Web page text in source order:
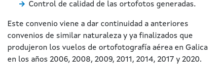
Control de calidad de las ortofotos generadas.
Este convenio viene a dar continuidad a anteriores
convenios de similar naturaleza y ya finalizados que
produjeron los vuelos de ortofotografía aérea en Galica
en los años 2006, 2008, 2009, 2011, 2014, 2017 y 2020.